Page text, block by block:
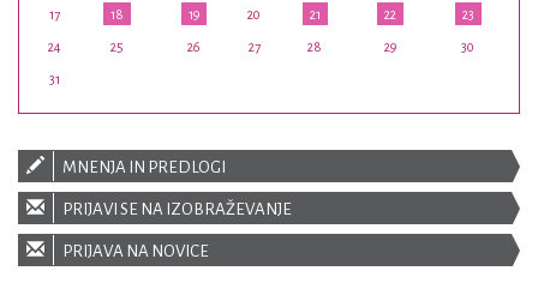
17 18 19 20 21 22 23
24 25 26 27 28 29 30
31
MNENJA IN PREDLOGI
PRIJAVI SE NA IZOBRAŽEVANJE
PRIJAVA NA NOVICE